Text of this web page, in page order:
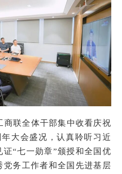
商联全体干部集中收看庆祝
大会盛况，认真聆听习近
“七一勋章”颁授和全国优
党务工作者和全国先进基层